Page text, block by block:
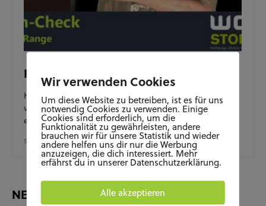
Film-Check “Open Range”
Heute knöpft sich David einen seiner Lieblingswestern
vor: Open Range! Kevin Costner führte hier Regie und
erschuf einen…
SEPTEMBER 18, 2025
NEUESTE BEITRÄGE
Wir verwenden Cookies
Um diese Website zu betreiben, ist es für uns
notwendig Cookies zu verwenden. Einige
Cookies sind erforderlich, um die
Funktionalität zu gewährleisten, andere
brauchen wir für unsere Statistik und wieder
andere helfen uns dir nur die Werbung
anzuzeigen, die dich interessiert. Mehr
erfährst du in unserer Datenschutzerklärung.
Alle akzeptieren